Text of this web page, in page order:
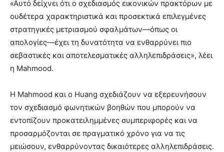
«Αυτό δείχνει ότι ο σχεδιασμός εικονικών πρακτόρων με
ουδέτερα χαρακτηριστικά και προσεκτικά επιλεγμένες
στρατηγικές μετριασμού σφαλμάτων—όπως οι
απολογίες—έχει τη δυνατότητα να ενθαρρύνει πιο
σεβαστικές και αποτελεσματικές αλληλεπιδράσεις», λέει
η Mahmood.
Η Mahmood και ο Huang σχεδιάζουν να εξερευνήσουν
τον σχεδιασμό φωνητικών βοηθών που μπορούν να
εντοπίζουν προκατειλημμένες συμπεριφορές και να
προσαρμόζονται σε πραγματικό χρόνο για να τις
μειώσουν, ενθαρρύνοντας δικαιότερες αλληλεπιδράσεις.